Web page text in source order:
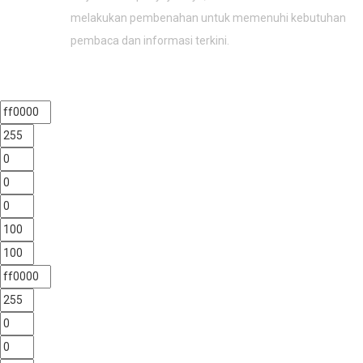
melakukan pembenahan untuk memenuhi kebutuhan
pembaca dan informasi terkini.